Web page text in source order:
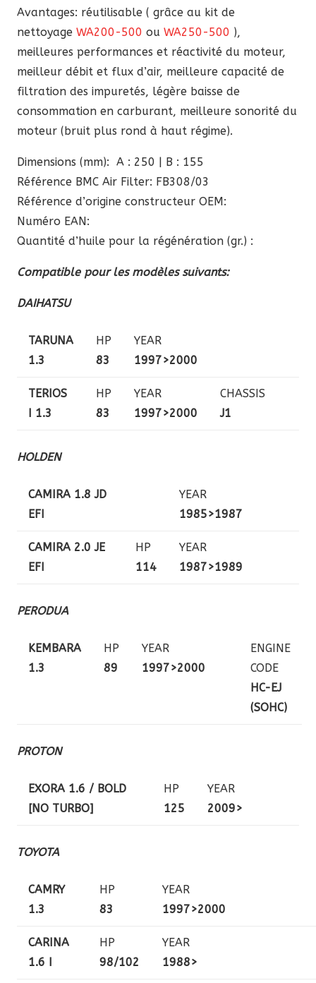
Avantages: réutilisable ( grâce au kit de
nettoyage WA200-500 ou WA250-500 ),
meilleures performances et réactivité du moteur,
meilleur débit et flux d’air, meilleure capacité de
filtration des impuretés, légère baisse de
consommation en carburant, meilleure sonorité du
moteur (bruit plus rond à haut régime).
Dimensions (mm): A : 250 | B : 155
Référence BMC Air Filter: FB308/03
Référence d’origine constructeur OEM:
Numéro EAN:
Quantité d’huile pour la régénération (gr.) :
Compatible pour les modèles suivants:
DAIHATSU
TARUNA
1.3
HP
83
YEAR
1997>2000
TERIOS
I 1.3
HP
83
YEAR
1997>2000
CHASSIS
J1
HOLDEN
CAMIRA 1.8 JD
EFI
YEAR
1985>1987
CAMIRA 2.0 JE
EFI
HP
114
YEAR
1987>1989
PERODUA
KEMBARA
1.3
HP
89
YEAR
1997>2000
ENGINE
CODE
HC-EJ
(SOHC)
PROTON
EXORA 1.6 / BOLD
[NO TURBO]
HP
125
YEAR
2009>
TOYOTA
CAMRY
1.3
HP
83
YEAR
1997>2000
CARINA
1.6 I
HP
98/102
YEAR
1988>